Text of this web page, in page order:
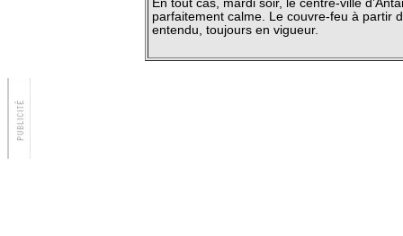
En tout cas, mardi soir, le centre-ville
parfaitement calme. Le couvre-feu à partir
entendu, toujours en vigueur.